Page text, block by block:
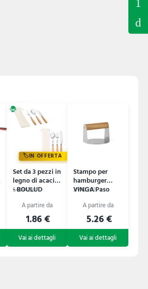
IN OFFERTA
Set da 3 pezzi in
legno di acacia
- BOULUD
54L94292
1.86 €
Stampo per
hamburger
VINGA Paso
XV42202
5.26 €